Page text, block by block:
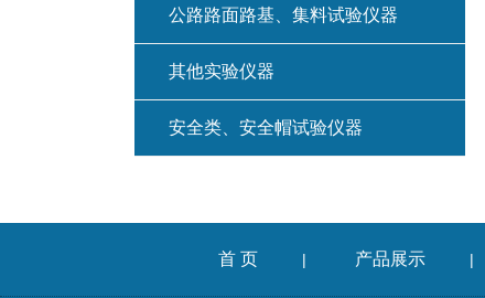
公路路面路基、集料试验仪器
其他实验仪器
安全类、安全帽试验仪器
首 页 | 产品展示 |